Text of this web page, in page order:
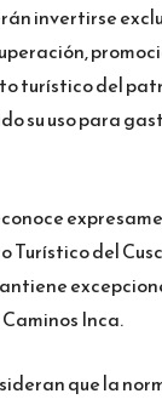
invertirse
turístico del
su uso para
Turístico del
Inca.
que la